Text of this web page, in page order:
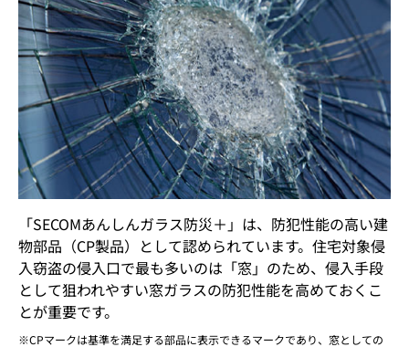
「SECOMあんしんガラス防災＋」は、防犯性能の高い建
物部品（CP製品）として認められています。住宅対象侵
入窃盗の侵入口で最も多いのは「窓」のため、侵入手段
として狙われやすい窓ガラスの防犯性能を高めておくこ
とが重要です。
CPマークは基準を満足する部品に表示できるマークであり、窓としての